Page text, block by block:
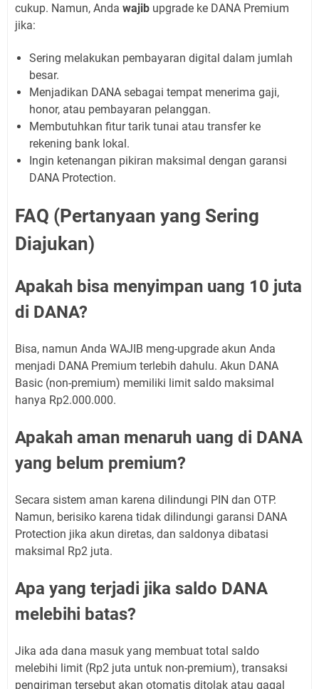
cukup. Namun, Anda wajib upgrade ke DANA Premium
jika:
Sering melakukan pembayaran digital dalam jumlah
besar.
Menjadikan DANA sebagai tempat menerima gaji,
honor, atau pembayaran pelanggan.
Membutuhkan fitur tarik tunai atau transfer ke
rekening bank lokal.
Ingin ketenangan pikiran maksimal dengan garansi
DANA Protection.
FAQ (Pertanyaan yang Sering
Diajukan)
Apakah bisa menyimpan uang 10 juta
di DANA?
Bisa, namun Anda WAJIB meng-upgrade akun Anda
menjadi DANA Premium terlebih dahulu. Akun DANA
Basic (non-premium) memiliki limit saldo maksimal
hanya Rp2.000.000.
Apakah aman menaruh uang di DANA
yang belum premium?
Secara sistem aman karena dilindungi PIN dan OTP.
Namun, berisiko karena tidak dilindungi garansi DANA
Protection jika akun diretas, dan saldonya dibatasi
maksimal Rp2 juta.
Apa yang terjadi jika saldo DANA
melebihi batas?
Jika ada dana masuk yang membuat total saldo
melebihi limit (Rp2 juta untuk non-premium), transaksi
pengiriman tersebut akan otomatis ditolak atau gagal